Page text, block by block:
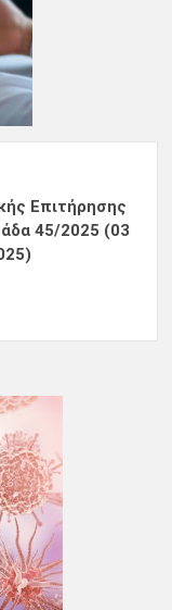
Επιτήρησης
45/2025 (03